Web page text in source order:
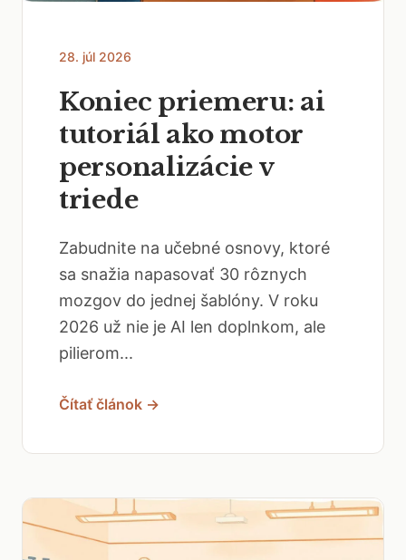
28. júl 2026
Koniec priemeru: ai
tutoriál ako motor
personalizácie v
triede
Zabudnite na učebné osnovy, ktoré
sa snažia napasovať 30 rôznych
mozgov do jednej šablóny. V roku
2026 už nie je AI len doplnkom, ale
pilierom...
Čítať článok →